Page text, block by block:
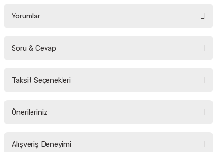
Yorumlar
Soru & Cevap
Taksit Seçenekleri
Önerileriniz
yetersiz gördüğünüz noktaları öneri formunu kullanarak tarafımıza
Alışveriş Deneyimi